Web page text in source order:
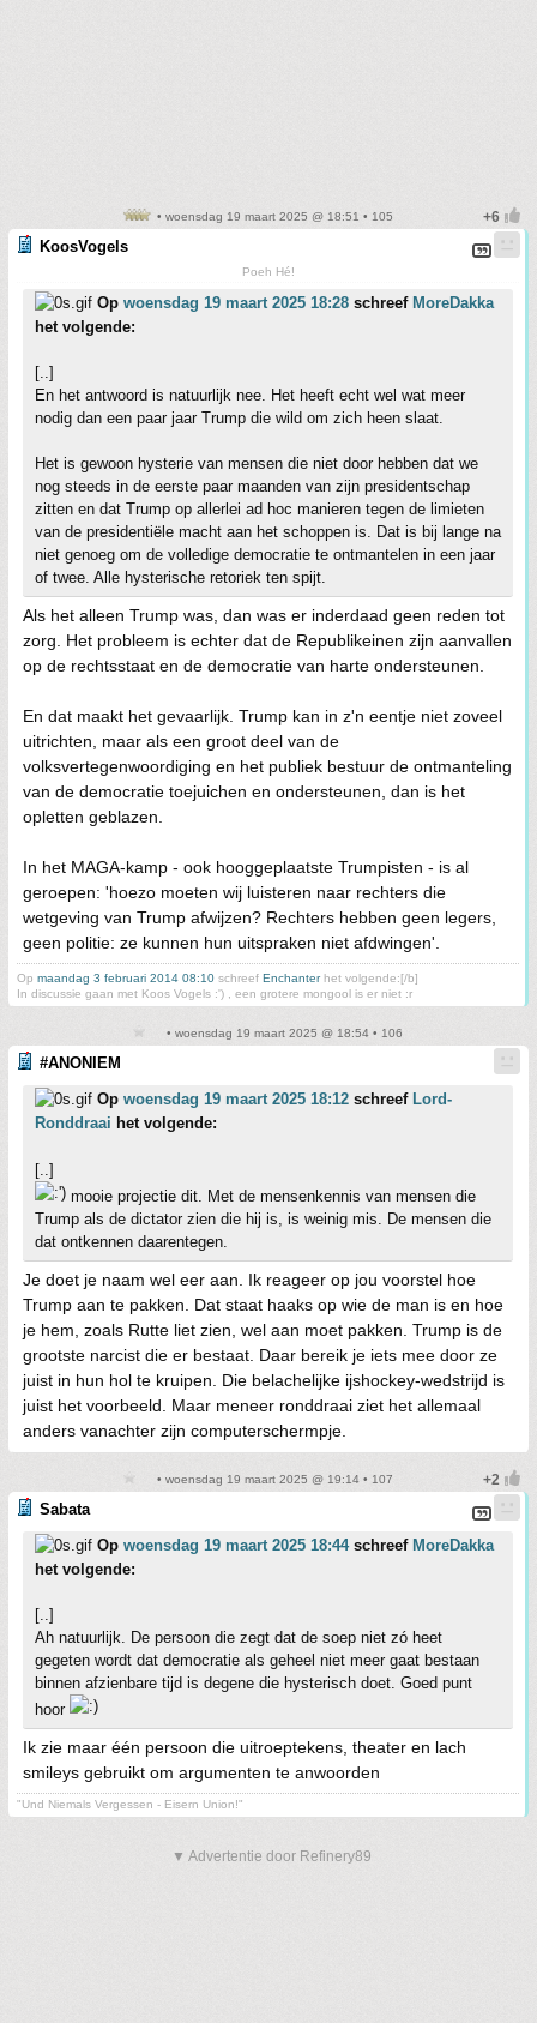
• woensdag 19 maart 2025 @ 18:51 • 105
KoosVogels
Poeh Hé!
Op woensdag 19 maart 2025 18:28 schreef MoreDakka
het volgende:
[..]
En het antwoord is natuurlijk nee. Het heeft echt wel wat meer
nodig dan een paar jaar Trump die wild om zich heen slaat.
Het is gewoon hysterie van mensen die niet door hebben dat we
nog steeds in de eerste paar maanden van zijn presidentschap
zitten en dat Trump op allerlei ad hoc manieren tegen de limieten
van de presidentiële macht aan het schoppen is. Dat is bij lange na
niet genoeg om de volledige democratie te ontmantelen in een jaar
of twee. Alle hysterische retoriek ten spijt.
Als het alleen Trump was, dan was er inderdaad geen reden tot
zorg. Het probleem is echter dat de Republikeinen zijn aanvallen
op de rechtsstaat en de democratie van harte ondersteunen.
En dat maakt het gevaarlijk. Trump kan in z'n eentje niet zoveel
uitrichten, maar als een groot deel van de
volksvertegenwoordiging en het publiek bestuur de ontmanteling
van de democratie toejuichen en ondersteunen, dan is het
opletten geblazen.
In het MAGA-kamp - ook hooggeplaatste Trumpisten - is al
geroepen: 'hoezo moeten wij luisteren naar rechters die
wetgeving van Trump afwijzen? Rechters hebben geen legers,
geen politie: ze kunnen hun uitspraken niet afdwingen'.
Op maandag 3 februari 2014 08:10 schreef Enchanterhet volgende:[/b]
In discussie gaan met Koos Vogels :') , een grotere mongool is er niet :r
• woensdag 19 maart 2025 @ 18:54 • 106
#ANONIEM
Op woensdag 19 maart 2025 18:12 schreef Lord-
Ronddraai het volgende:
[..]
mooie projectie dit. Met de mensenkennis van mensen die
Trump als de dictator zien die hij is, is weinig mis. De mensen die
dat ontkennen daarentegen.
Je doet je naam wel eer aan. Ik reageer op jou voorstel hoe
Trump aan te pakken. Dat staat haaks op wie de man is en hoe
je hem, zoals Rutte liet zien, wel aan moet pakken. Trump is de
grootste narcist die er bestaat. Daar bereik je iets mee door ze
juist in hun hol te kruipen. Die belachelijke ijshockey-wedstrijd is
juist het voorbeeld. Maar meneer ronddraai ziet het allemaal
anders vanachter zijn computerschermpje.
• woensdag 19 maart 2025 @ 19:14 • 107
Sabata
Op woensdag 19 maart 2025 18:44schreef MoreDakka
het volgende:
[..]
Ah natuurlijk. De persoon die zegt dat de soep niet zó heet
gegeten wordt dat democratie als geheel niet meer gaat bestaan
binnen afzienbare tijd is degene die hysterisch doet. Goed punt
hoor
Ik zie maar één persoon die uitroeptekens, theater en lach
smileys gebruikt om argumenten te anwoorden
"Und Niemals Vergessen - Eisern Union!"
▼ Advertentie door Refinery89